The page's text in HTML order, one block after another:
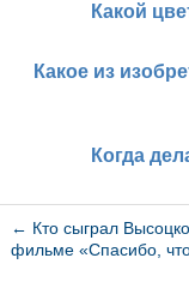
Какой
Какое из
Когда
← Кто сыграл
фильме «Спасибо,